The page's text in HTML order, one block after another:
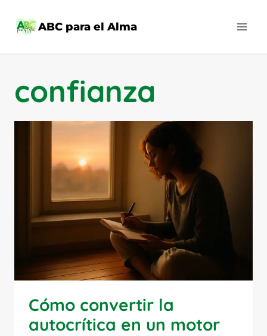
ABC para el Alma
confianza
Cómo convertir la
autocrítica en un motor